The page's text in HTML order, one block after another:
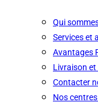
Qui
Services et
Avantages
Livraison
Contacter
Nos